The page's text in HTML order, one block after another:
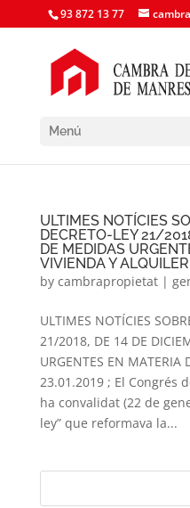
93 872 13 77
Menú
ULTIMES NOTÍCIES
DECRETO-LEY 21/
DE MEDIDAS
VIVIENDA Y
by cambrapropietat|
ULTIMES NOTÍCIES
21/2018, DE 14 DE
URGENTES EN MATERIA
23.01.2019 ; El Congrés
ha convalidat (22 de
ley” que reformava la...